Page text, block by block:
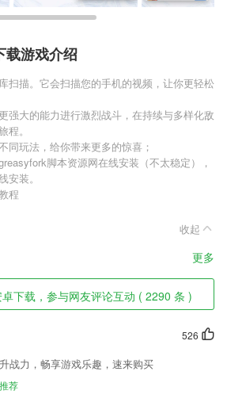
载游戏介绍
扫描。它会扫描您的手机的视频，让你更轻松
强大的能力进行激烈战斗，在持续与多样化敌
程。
同玩法，给你带来更多的惊喜；
脚本资源网在线安装（不太稳定），
安装。
程
收起
更多
下载，参与网友评论互动 ( 2290 条 )
526
战力，畅享游戏乐趣，速来购买
推荐